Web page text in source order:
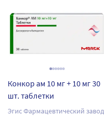
Конкор ам 10 мг + 10 мг 30
шт. таблетки
Эгис Фармацевтический завод